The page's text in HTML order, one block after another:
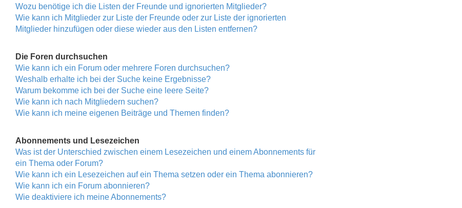
Wozu benötige ich die Listen der Freunde und ignorierten Mitglieder?
Wie kann ich Mitglieder zur Liste der Freunde oder zur Liste der ignorierten
Mitglieder hinzufügen oder diese wieder aus den Listen entfernen?
Die Foren durchsuchen
Wie kann ich ein Forum oder mehrere Foren durchsuchen?
Weshalb erhalte ich bei der Suche keine Ergebnisse?
Warum bekomme ich bei der Suche eine leere Seite?
Wie kann ich nach Mitgliedern suchen?
Wie kann ich meine eigenen Beiträge und Themen finden?
Abonnements und Lesezeichen
Was ist der Unterschied zwischen einem Lesezeichen und einem Abonnements für
ein Thema oder Forum?
Wie kann ich ein Lesezeichen auf ein Thema setzen oder ein Thema abonnieren?
Wie kann ich ein Forum abonnieren?
Wie deaktiviere ich meine Abonnements?